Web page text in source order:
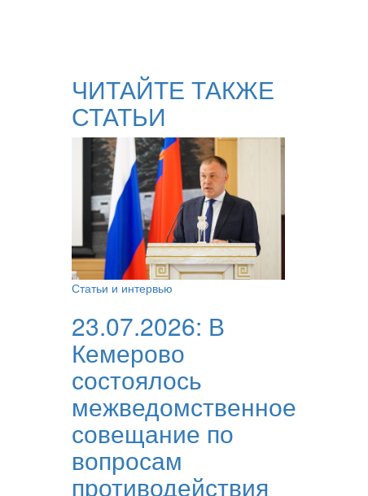
ЧИТАЙТЕ ТАКЖЕ
СТАТЬИ
Статьи и интервью
23.07.2026: В
Кемерово
состоялось
межведомственное
совещание по
вопросам
противодействия